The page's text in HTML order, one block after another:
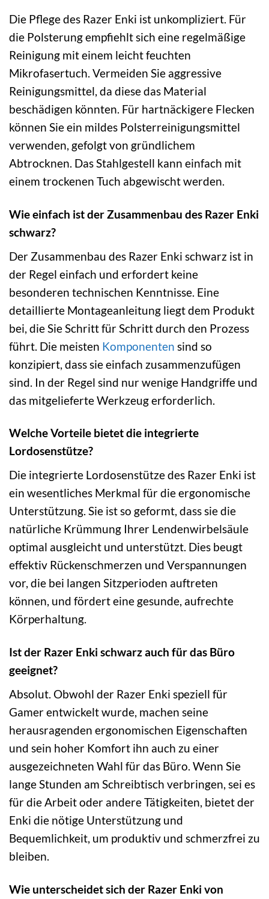
Die Pflege des Razer Enki ist unkompliziert. Für
die Polsterung empfiehlt sich eine regelmäßige
Reinigung mit einem leicht feuchten
Mikrofasertuch. Vermeiden Sie aggressive
Reinigungsmittel, da diese das Material
beschädigen könnten. Für hartnäckigere Flecken
können Sie ein mildes Polsterreinigungsmittel
verwenden, gefolgt von gründlichem
Abtrocknen. Das Stahlgestell kann einfach mit
einem trockenen Tuch abgewischt werden.
Wie einfach ist der Zusammenbau des Razer Enki
schwarz?
Der Zusammenbau des Razer Enki schwarz ist in
der Regel einfach und erfordert keine
besonderen technischen Kenntnisse. Eine
detaillierte Montageanleitung liegt dem Produkt
bei, die Sie Schritt für Schritt durch den Prozess
führt. Die meisten Komponenten sind so
konzipiert, dass sie einfach zusammenzufügen
sind. In der Regel sind nur wenige Handgriffe und
das mitgelieferte Werkzeug erforderlich.
Welche Vorteile bietet die integrierte
Lordosenstütze?
Die integrierte Lordosenstütze des Razer Enki ist
ein wesentliches Merkmal für die ergonomische
Unterstützung. Sie ist so geformt, dass sie die
natürliche Krümmung Ihrer Lendenwirbelsäule
optimal ausgleicht und unterstützt. Dies beugt
effektiv Rückenschmerzen und Verspannungen
vor, die bei langen Sitzperioden auftreten
können, und fördert eine gesunde, aufrechte
Körperhaltung.
Ist der Razer Enki schwarz auch für das Büro
geeignet?
Absolut. Obwohl der Razer Enki speziell für
Gamer entwickelt wurde, machen seine
herausragenden ergonomischen Eigenschaften
und sein hoher Komfort ihn auch zu einer
ausgezeichneten Wahl für das Büro. Wenn Sie
lange Stunden am Schreibtisch verbringen, sei es
für die Arbeit oder andere Tätigkeiten, bietet der
Enki die nötige Unterstützung und
Bequemlichkeit, um produktiv und schmerzfrei zu
bleiben.
Wie unterscheidet sich der Razer Enki von